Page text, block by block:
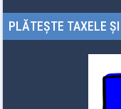
PLĂTEȘTE TAXELE